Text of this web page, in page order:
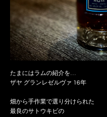
たまにはラムの紹介を…
ザヤ グランレゼルヴァ 16年
畑から手作業で選り分けられた
最良のサトウキビの